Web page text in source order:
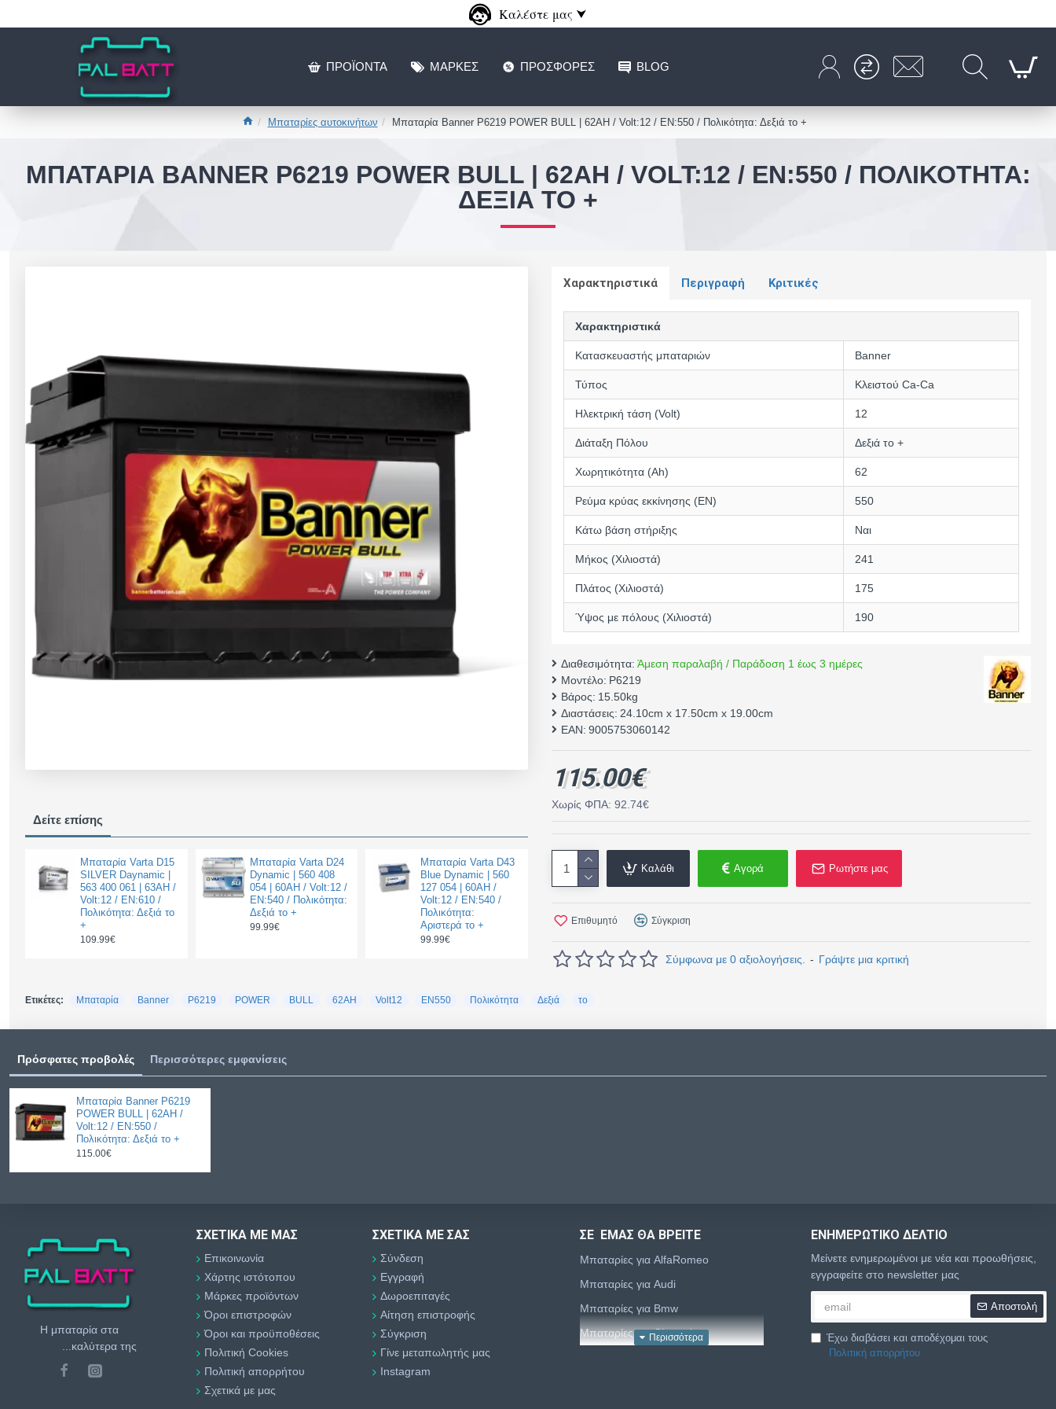
Καλέστε μας ⮟
ΠΡΟΪΌΝΤΑ ΜΆΡΚΕΣ ΠΡΟΣΦΟΡΈΣ BLOG
Μπαταρίες αυτοκινήτων Μπαταρία Banner P6219 POWER BULL | 62AH / Volt:12 / EN:550 / Πολικότητα: Δεξιά το +
ΜΠΑΤΑΡΊΑ BANNER P6219 POWER BULL | 62AH / VOLT:12 / EN:550 / ΠΟΛΙΚΌΤΗΤΑ:
ΔΕΞΙΆ ΤΟ +
Δείτε επίσης
Μπαταρία Varta D15
SILVER Daynamic |
563 400 061 | 63AH /
Volt:12 / EN:610 /
Πολικότητα: Δεξιά το
+
109.99€
Μπαταρία Varta D24
Dynamic | 560 408
054 | 60AH / Volt:12 /
EN:540 / Πολικότητα:
Δεξιά το +
99.99€
Μπαταρία Varta D43
Blue Dynamic | 560
127 054 | 60AH /
Volt:12 / EN:540 /
Πολικότητα:
Αριστερά το +
99.99€
Χαρακτηριστικά Περιγραφή Κριτικές
Χαρακτηριστικά
Κατασκευαστής μπαταριών Banner
Τύπος Κλειστού Ca-Ca
Ηλεκτρική τάση (Volt) 12
Διάταξη Πόλου Δεξιά το +
Χωρητικότητα (Αh) 62
Ρεύμα κρύας εκκίνησης (EN) 550
Κάτω βάση στήριξης Ναι
Μήκος (Χιλιοστά) 241
Πλάτος (Χιλιοστά) 175
Ύψος με πόλους (Χιλιοστά) 190
Διαθεσιμότητα: Άμεση παραλαβή / Παράδοση 1 έως 3 ημέρες
Μοντέλο: P6219
Βάρος: 15.50kg
Διαστάσεις: 24.10cm x 17.50cm x 19.00cm
EAN: 9005753060142
Σύμφωνα με 0 αξιολογήσεις. - Γράψτε μια κριτική
115.00€
Χωρίς ΦΠΑ: 92.74€
Καλάθι Αγορά Ρωτήστε μας
Επιθυμητό Σύγκριση
Ετικέτες: Μπαταρία Banner P6219 POWER BULL 62AH Volt12 EN550 Πολικότητα Δεξιά το
Πρόσφατες προβολές Περισσότερες εμφανίσεις
Μπαταρία Banner P6219
POWER BULL | 62AH /
Volt:12 / EN:550 /
Πολικότητα: Δεξιά το +
115.00€
Η μπαταρία στα
...καλύτερα της
ΣΧΕΤΙΚΆ ΜΕ ΜΑΣ
Επικοινωνία
Χάρτης ιστότοπου
Μάρκες προϊόντων
Όροι επιστροφών
Όροι και προϋποθέσεις
Πολιτική Cookies
Πολιτική απορρήτου
Σχετικά με μας
ΣΧΕΤΙΚΆ ΜΕ ΣΑΣ
Σύνδεση
Εγγραφή
Δωροεπιταγές
Αίτηση επιστροφής
Σύγκριση
Γίνε μεταπωλητής μας
Instagram
ΣΕ ΕΜΑΣ ΘΑ ΒΡΕΙΤΕ
Μπαταρίες για AlfaRomeo
Μπαταρίες για Audi
Μπαταρίες για Bmw
Μπαταρίες για Chevrolet
ΕΝΗΜΕΡΩΤΙΚΌ ΔΕΛΤΊΟ
Μείνετε ενημερωμένοι με νέα και προωθήσεις,
εγγραφείτε στο newsletter μας
Αποστολή
Έχω διαβάσει και αποδέχομαι τους
Πολιτική απορρήτου